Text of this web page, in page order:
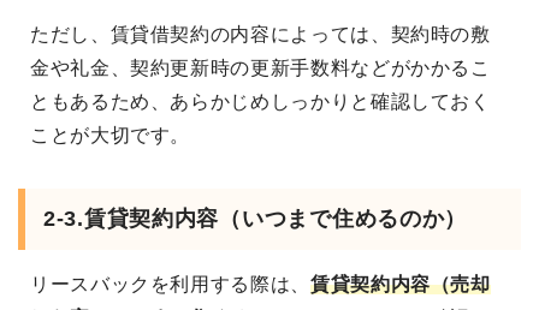
ただし、賃貸借契約の内容によっては、契約時の敷
金や礼金、契約更新時の更新手数料などがかかるこ
ともあるため、あらかじめしっかりと確認しておく
ことが大切です。
2-3.賃貸契約内容（いつまで住めるのか）
リースバックを利用する際は、 賃貸契約内容（売却